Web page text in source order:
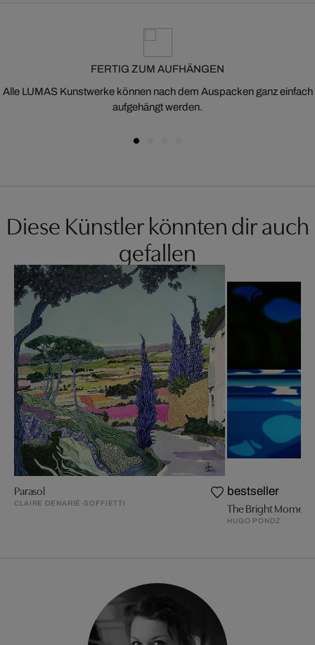
FERTIG ZUM AUFHÄNGEN
Alle LUMAS Kunstwerke können nach dem Auspacken ganz einfach
aufgehängt werden.
Diese Künstler könnten dir auch
gefallen
Parasol
CLAIRE DENARIÉ-SOFFIETTI
bestseller
The Bright Moment
HUGO PONDZ